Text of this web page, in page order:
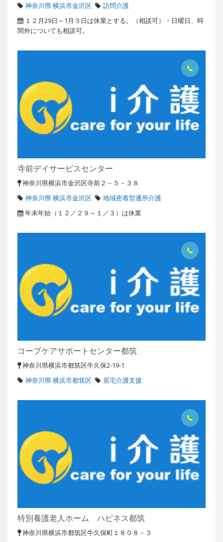
神奈川県 横浜市金沢区
訪問介護
１２月29日～1月３日は休業とする。（相談可）・日曜日、時
間外についても相談可。
寺前デイサービスセンター
神奈川県横浜市金沢区寺前２－５－３８
神奈川県 横浜市金沢区
地域密着型通所介護
年末年始（１２／２９～１／３）は休業
コープケアサポートセンター都筑
神奈川県横浜市都筑区牛久保2-19-1
神奈川県 横浜市都筑区
居宅介護支援
特別養護老人ホーム ハピネス都筑
神奈川県横浜市都筑区牛久保町１８０８－３